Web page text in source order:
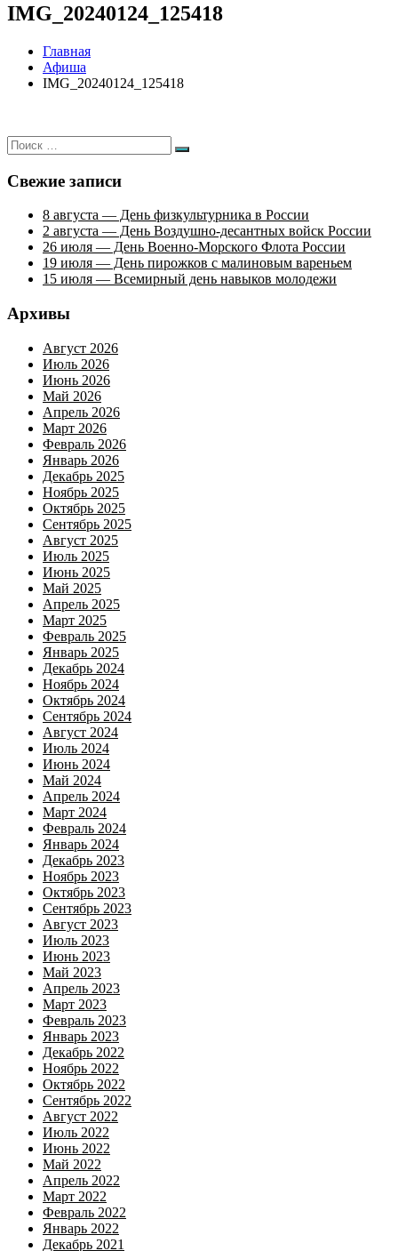
IMG_20240124_125418
Главная
Афиша
IMG_20240124_125418
Искать:
Поиск
Свежие записи
8 августа — День физкультурника в России
2 августа — День Воздушно-десантных войск России
26 июля — День Военно-Морского Флота России
19 июля — День пирожков с малиновым вареньем
15 июля — Всемирный день навыков молодежи
Архивы
Август 2026
Июль 2026
Июнь 2026
Май 2026
Апрель 2026
Март 2026
Февраль 2026
Январь 2026
Декабрь 2025
Ноябрь 2025
Октябрь 2025
Сентябрь 2025
Август 2025
Июль 2025
Июнь 2025
Май 2025
Апрель 2025
Март 2025
Февраль 2025
Январь 2025
Декабрь 2024
Ноябрь 2024
Октябрь 2024
Сентябрь 2024
Август 2024
Июль 2024
Июнь 2024
Май 2024
Апрель 2024
Март 2024
Февраль 2024
Январь 2024
Декабрь 2023
Ноябрь 2023
Октябрь 2023
Сентябрь 2023
Август 2023
Июль 2023
Июнь 2023
Май 2023
Апрель 2023
Март 2023
Февраль 2023
Январь 2023
Декабрь 2022
Ноябрь 2022
Октябрь 2022
Сентябрь 2022
Август 2022
Июль 2022
Июнь 2022
Май 2022
Апрель 2022
Март 2022
Февраль 2022
Январь 2022
Декабрь 2021